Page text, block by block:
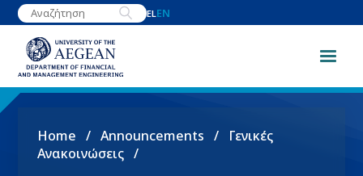
Skip
to
content
ELEN
Breadcrumb
Home Announcements
Γενικές
Ανακοινώσεις